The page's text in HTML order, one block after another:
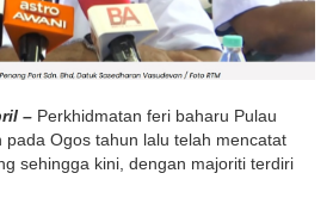
– Perkhidmatan feri baharu Pulau
pada Ogos tahun lalu telah mencatat
sehingga kini, dengan majoriti terdiri